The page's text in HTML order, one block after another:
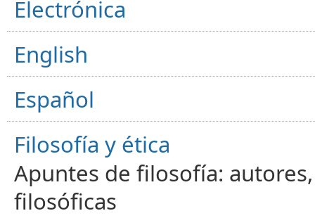
Electrónica
English
Español
Filosofía y ética
Apuntes de filosofía:
filosóficas